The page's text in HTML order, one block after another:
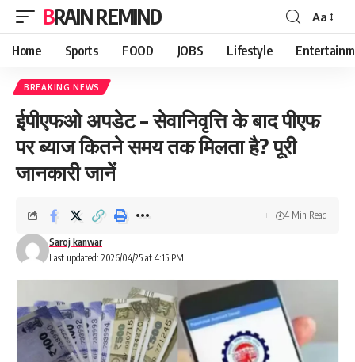
BRAIN REMIND
Font
Resizer
Aa
Home Sports FOOD JOBS Lifestyle
BREAKING NEWS
ईपीएफओ अपडेट – सेवानिवृत्ति के बाद पीएफ
पर ब्याज कितने समय तक मिलता है? पूरी
जानकारी जानें
Last updated: 2026/04/25 at 4:15 PM
Saroj kanwar
4 Min Read